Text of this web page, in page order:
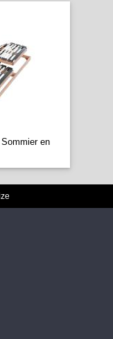
Sommier en